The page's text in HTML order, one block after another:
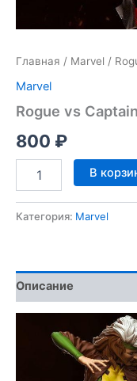
Главная / Marvel /
Marvel
Rogue vs
800 ₽
Количество
товара
vs
Model
В
Категория: Marvel
Описание